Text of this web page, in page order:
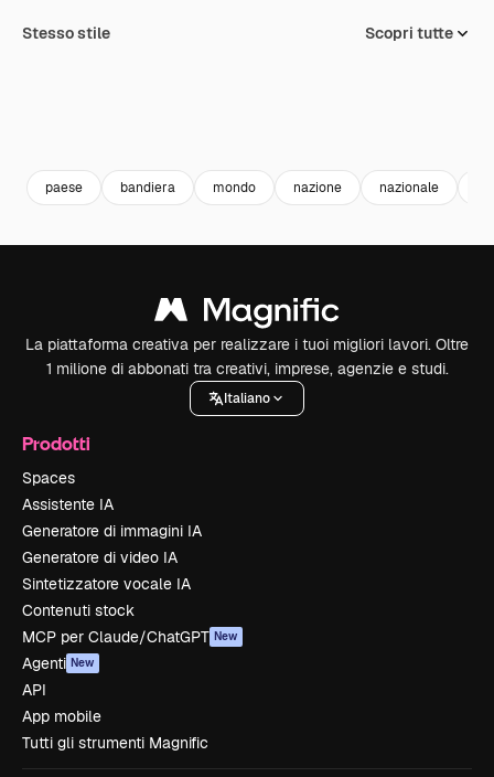
Stesso stile Scopri tutte
paese bandiera mondo nazione nazionale
La piattaforma creativa per realizzare i tuoi migliori lavori. Oltre
1 milione di abbonati tra creativi, imprese, agenzie e studi.
Italiano
Prodotti
Spaces
Assistente IA
Generatore di immagini IA
Generatore di video IA
Sintetizzatore vocale IA
Contenuti stock
MCP per Claude/ChatGPT New
Agenti New
API
App mobile
Tutti gli strumenti Magnific